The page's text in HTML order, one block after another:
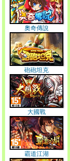
奧奇傳說
砲砲坦克
大國戰
霸道江湖